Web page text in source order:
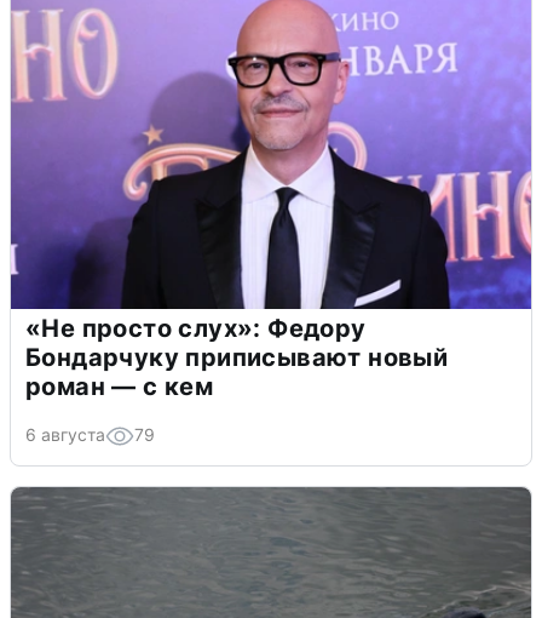
«Не просто слух»: Федору
Бондарчуку приписывают новый
роман — с кем
6 августа 79